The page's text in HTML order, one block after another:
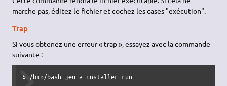
marche pas, éditez le fichier et cochez les cases "exécution".
Trap
Si vous obtenez une erreur « trap », essayez avec la commande
suivante :
$ /bin/bash jeu_a_installer.run